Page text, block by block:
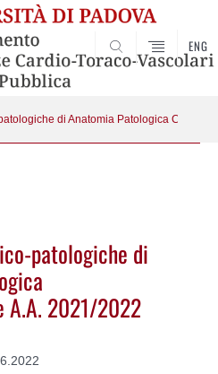
SEARCH
ENG
di Anatomia Patologica
patologiche di
A.A. 2021/2022